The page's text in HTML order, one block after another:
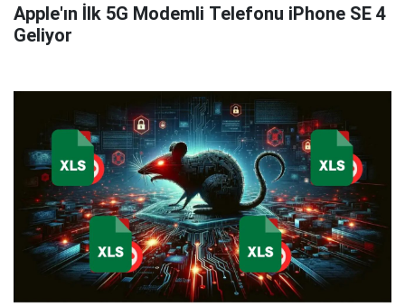
Apple'ın İlk 5G Modemli Telefonu iPhone SE 4
Geliyor